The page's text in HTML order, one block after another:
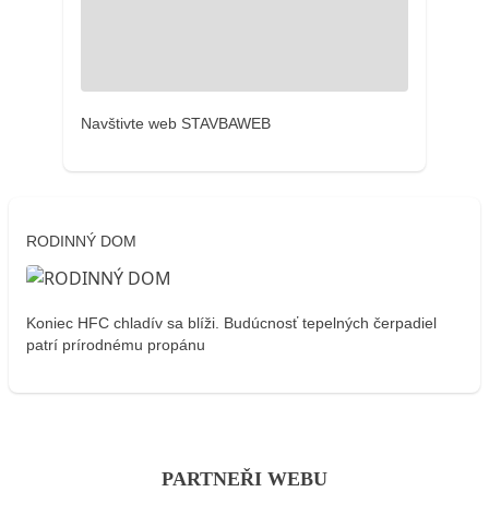
Navštivte web STAVBAWEB
RODINNÝ DOM
Koniec HFC chladív sa blíži. Budúcnosť tepelných čerpadiel
patrí prírodnému propánu
PARTNEŘI WEBU